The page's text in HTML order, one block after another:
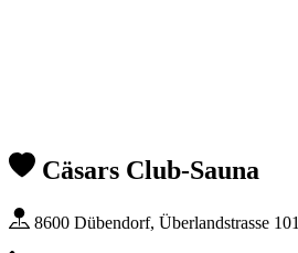
Cäsars Club-Sauna
8600 Dübendorf, Überlandstrasse 101